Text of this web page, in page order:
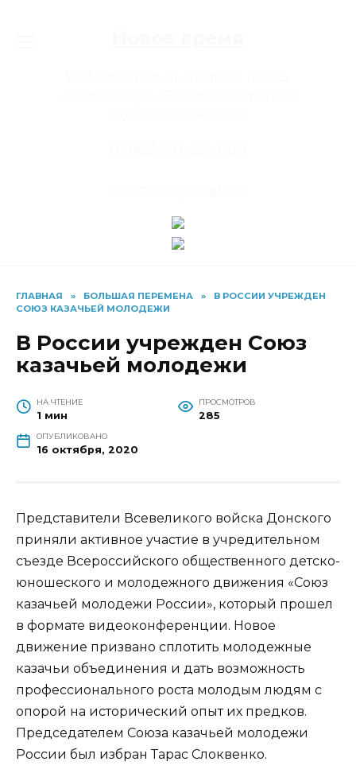
ГЛАВНАЯ » БОЛЬШАЯ ПЕРЕМЕНА »
В РОССИИ УЧРЕЖДЕН
СОЮЗ КАЗАЧЬЕЙ МОЛОДЕЖИ
В России учрежден Союз
казачьей молодежи
НА ЧТЕНИЕ
1 мин
ПРОСМОТРОВ
285
ОПУБЛИКОВАНО
16 октября, 2020
Представители Всевеликого войска Донского
приняли активное участие в учредительном
съезде Всероссийского общественного детско-
юношеского и молодежного движения «Союз
казачьей молодежи России», который прошел
в формате видеоконференции. Новое
движение призвано сплотить молодежные
казачьи объединения и дать возможность
профессионального роста молодым людям с
опорой на исторический опыт их предков.
Председателем Союза казачьей молодежи
России был избран Тарас Слоквенко.